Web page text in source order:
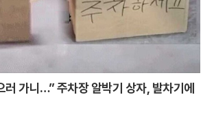
러 가니…” 주차장 알박기 상자, 발차기에